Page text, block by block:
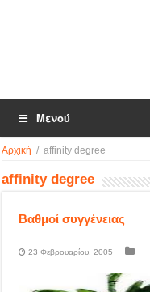
Μενού
Αρχική / affinity degree
affinity degree
Βαθμοί συγγένειας
23 Φεβρουαρίου, 2005